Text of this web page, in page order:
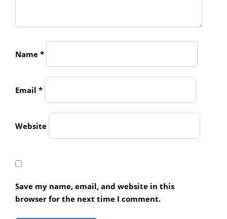
Name *
Email *
Website
Save my name, email, and website in this
browser for the next time I comment.